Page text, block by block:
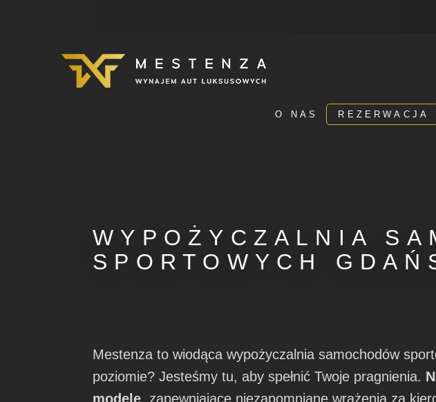
O NAS REZERWACJA
WYPOŻYCZALNIA
SPORTOWYCH
Mestenza to wiodąca wypożyczalnia samochodów
poziomie? Jesteśmy tu, aby spełnić Twoje pragnienia.
modele, zapewniające niezapomniane wrażenia za